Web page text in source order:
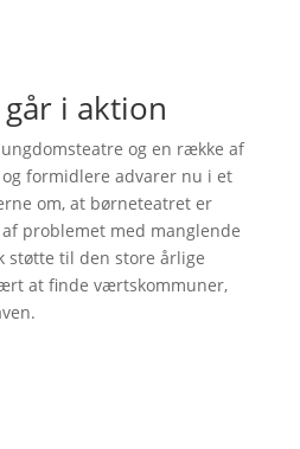
i aktion
og en række af
formidlere advarer nu i et
om, at børneteatret er
problemet med manglende
støtte til den store årlige
at finde værtskommuner,